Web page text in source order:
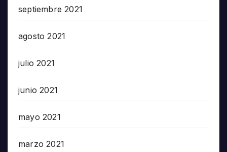
septiembre 2021
agosto 2021
julio 2021
junio 2021
mayo 2021
marzo 2021